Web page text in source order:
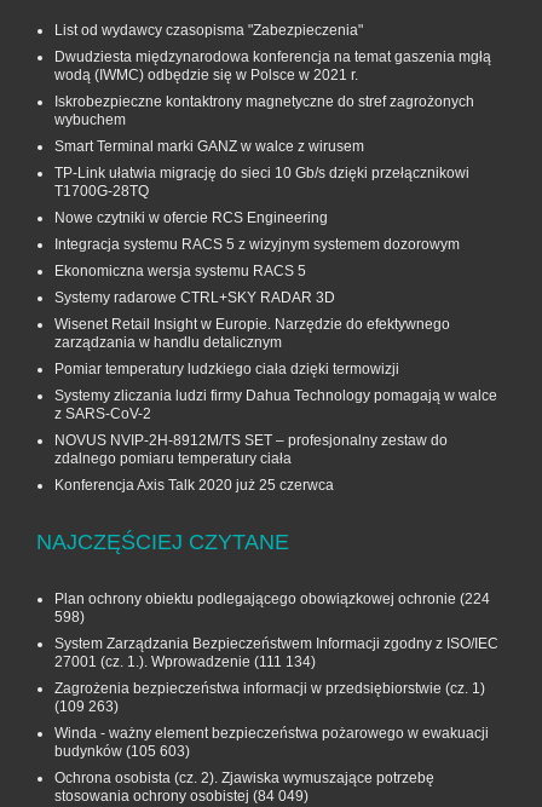
List od wydawcy czasopisma "Zabezpieczenia"
Dwudziesta międzynarodowa konferencja na temat gaszenia mgłą
wodą (IWMC) odbędzie się w Polsce w 2021 r.
Iskrobezpieczne kontaktrony magnetyczne do stref zagrożonych
wybuchem
Smart Terminal marki GANZ w walce z wirusem
TP-Link ułatwia migrację do sieci 10 Gb/s dzięki przełącznikowi
T1700G‑28TQ
Nowe czytniki w ofercie RCS Engineering
Integracja systemu RACS 5 z wizyjnym systemem dozorowym
Ekonomiczna wersja systemu RACS 5
Systemy radarowe CTRL+SKY RADAR 3D
Wisenet Retail Insight w Europie. Narzędzie do efektywnego
zarządzania w handlu detalicznym
Pomiar temperatury ludzkiego ciała dzięki termowizji
Systemy zliczania ludzi firmy Dahua Technology pomagają w walce
z SARS-CoV-2
NOVUS NVIP-2H-8912M/TS SET – profesjonalny zestaw do
zdalnego pomiaru temperatury ciała
Konferencja Axis Talk 2020 już 25 czerwca
NAJCZĘŚCIEJ CZYTANE
Plan ochrony obiektu podlegającego obowiązkowej ochronie (224
598)
System Zarządzania Bezpieczeństwem Informacji zgodny z ISO/IEC
27001 (cz. 1.). Wprowadzenie (111 134)
Zagrożenia bezpieczeństwa informacji w przedsiębiorstwie (cz. 1)
(109 263)
Winda - ważny element bezpieczeństwa pożarowego w ewakuacji
budynków (105 603)
Ochrona osobista (cz. 2). Zjawiska wymuszające potrzebę
stosowania ochrony osobistej (84 049)